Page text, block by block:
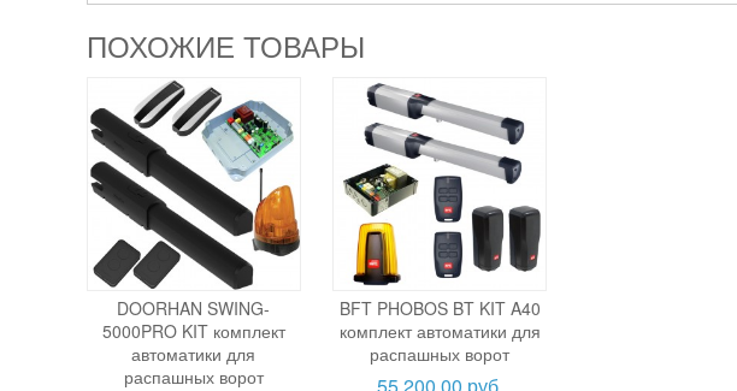
ПОХОЖИЕ ТОВАРЫ
DOORHAN SWING-
5000PRO KIT комплект
автоматики для
распашных ворот
BFT PHOBOS BT KIT A40
комплект автоматики для
распашных ворот
55 200,00 руб.